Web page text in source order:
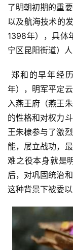
了明朝初期的重
以及航海技术的
1398年），具体
宁区昆阳街道）
年），明军平定
入燕王府（燕王
的性格和对权力
王朱棣参与了激
能，屡立战功，
难之役本身就是
后，对巩固统治
这种背景下被委以